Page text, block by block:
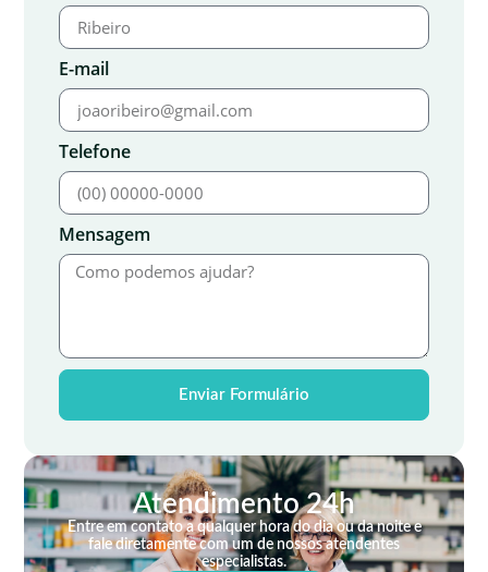
E-mail
Telefone
Mensagem
Enviar Formulário
Atendimento 24h
Entre em contato a qualquer hora do dia ou da noite e
fale diretamente com um de nossos atendentes
especialistas.